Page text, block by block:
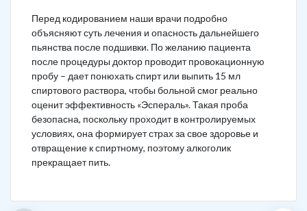
Перед кодированием наши врачи подробно
объясняют суть лечения и опасность дальнейшего
пьянства после подшивки. По желанию пациента
после процедуры доктор проводит провокационную
пробу – дает понюхать спирт или выпить 15 мл
спиртового раствора, чтобы больной смог реально
оценит эффективность «Эспераль». Такая проба
безопасна, поскольку проходит в контролируемых
условиях, она формирует страх за свое здоровье и
отвращение к спиртному, поэтому алкоголик
прекращает пить.